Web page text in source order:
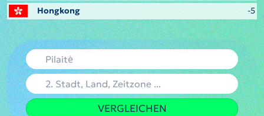
Hongkong -5
VERGLEICHEN